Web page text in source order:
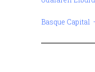
Basque Capital